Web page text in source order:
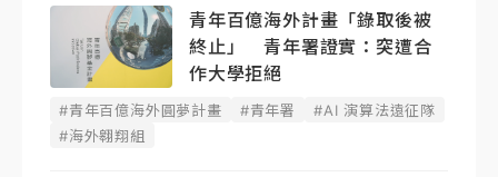
青年百億海外計畫「錄取後被
終止」 青年署證實：突遭合
作大學拒絕
#青年百億海外圓夢計畫 #青年署
#AI 演算法遠征隊
#海外翱翔組